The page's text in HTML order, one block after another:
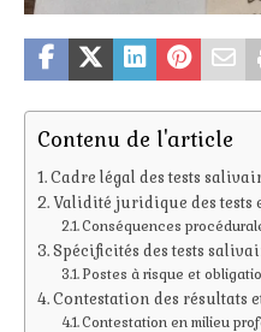
Contenu de l'article
Cadre légal des tests
Validité juridique des tests
Conséquences
Spécificités des tests
Postes à risque et
Contestation des résultats
Contestation en milieu